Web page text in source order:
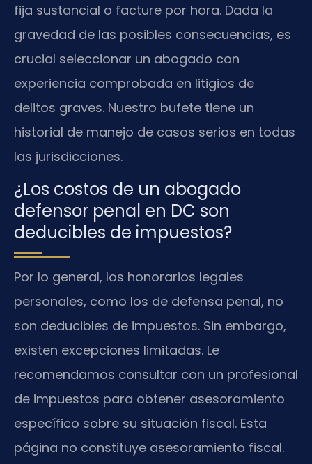
fija sustancial o facture por hora. Dada la
gravedad de las posibles consecuencias, es
crucial seleccionar un abogado con
experiencia comprobada en litigios de
delitos graves. Nuestro bufete tiene un
historial de manejo de casos serios en todas
las jurisdicciones.
¿Los costos de un abogado
defensor penal en DC son
deducibles de impuestos?
Por lo general, los honorarios legales
personales, como los de defensa penal, no
son deducibles de impuestos. Sin embargo,
existen excepciones limitadas. Le
recomendamos consultar con un profesional
de impuestos para obtener asesoramiento
específico sobre su situación fiscal. Esta
página no constituye asesoramiento fiscal.